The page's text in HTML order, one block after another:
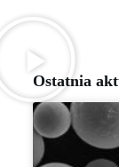
Ostatnia